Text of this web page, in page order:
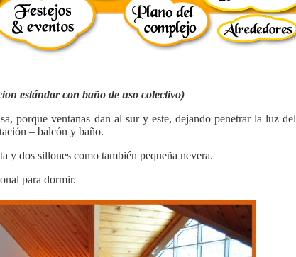
estándar con baño de uso colectivo)
porque ventanas dan al sur y este, dejando penetrar la luz del
– balcón y baño.
y dos sillones como también pequeña nevera.
para dormir.